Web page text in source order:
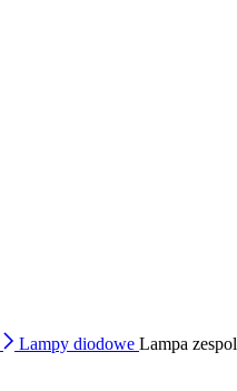
Lampy diodowe Lampa